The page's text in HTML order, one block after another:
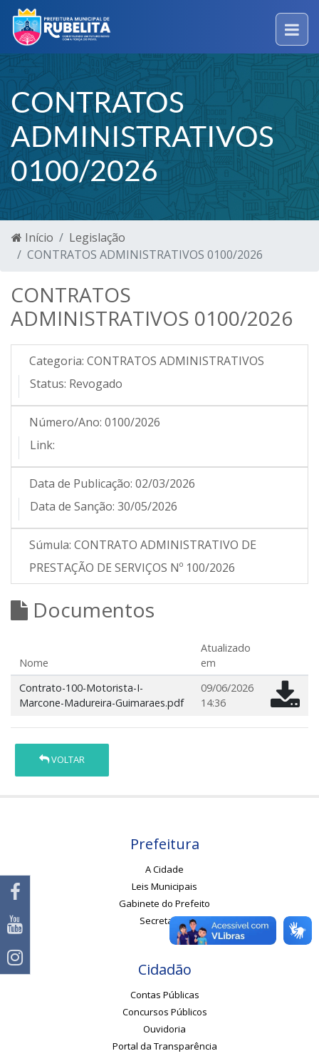
CONTRATOS
ADMINISTRATIVOS
0100/2026
Início
Legislação
CONTRATOS ADMINISTRATIVOS 0100/2026
CONTRATOS
ADMINISTRATIVOS 0100/2026
Categoria: CONTRATOS ADMINISTRATIVOS
Status: Revogado
Número/Ano: 0100/2026
Link:
Data de Publicação: 02/03/2026
Data de Sanção: 30/05/2026
Súmula: CONTRATO ADMINISTRATIVO DE
PRESTAÇÃO DE SERVIÇOS Nº 100/2026
Documentos
Nome
Atualizado
em
Contrato-100-Motorista-I-
Marcone-Madureira-Guimaraes.pdf
09/06/2026
14:36
VOLTAR
Prefeitura
A Cidade
Leis Municipais
Gabinete do Prefeito
Secretarias
Cidadão
Contas Públicas
Concursos Públicos
Ouvidoria
Portal da Transparência